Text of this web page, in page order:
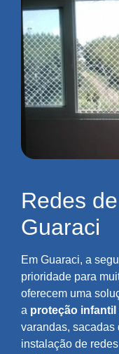
Redes
Guaraci
Em Guaraci, a
prioridade para
oferecem uma
a proteção infantil
varandas, sacadas
instalação de